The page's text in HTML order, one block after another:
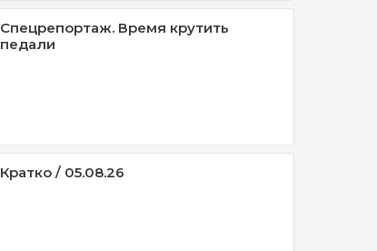
Спецрепортаж. Время крутить
педали
Кратко / 05.08.26